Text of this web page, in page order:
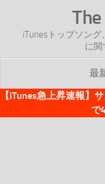
iTunesトップソン
に関
最
TOP
【iTunes急上昇速報】
で